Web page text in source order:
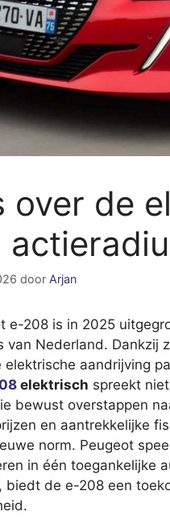
over de
door Arjan
e-208 is in 2025
van Nederland.
elektrische aandrijving
elektrisch spreekt
bewust overstappen
en aantrekkelijke
norm. Peugeot
in één toegankelijke
biedt de e-208 een